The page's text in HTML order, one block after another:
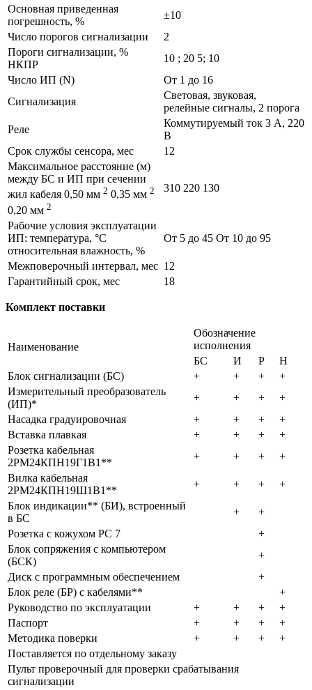
Основная приведенная
погрешность, %
±10
Число порогов сигнализации
2
Пороги сигнализации, %
НКПР
10 ; 20 5; 10
Число ИП (N)
От 1 до 16
Сигнализация
Световая, звуковая,
релейные сигналы, 2 порога
Реле
Коммутируемый ток 3 А, 220
В
Срок службы сенсора, мес
12
Максимальное расстояние (м)
между БС и ИП при сечении
жил кабеля 0,50 мм 2 0,35 мм 2
0,20 мм 2
310 220 130
Рабочие условия эксплуатации
ИП: температура, °С
относительная влажность, %
От 5 до 45 От 10 до 95
Межповерочный интервал, мес 12
Гарантийный срок, мес
18
Комплект поставки
Наименование
Обозначение
исполнения
БС
И Р
Н
Блок сигнализации (БС)
+ + +
+
Измерительный преобразователь
(ИП)*
+ + +
+
Насадка градуировочная
+ + +
+
Вставка плавкая
+ + +
+
Розетка кабельная
2РМ24КПН19Г1В1**
+ + +
+
Вилка кабельная
2РМ24КПН19Ш1В1**
+ + +
+
Блок индикации** (БИ), встроенный
в БС
+
+
Розетка с кожухом РС 7
+
Блок сопряжения с компьютером
(БСК)
+
Диск с программным обеспечением
+
Блок реле (БР) с кабелями**
+
Руководство по эксплуатации
+ + +
+
Паспорт
+ + +
+
Методика поверки
+ + +
+
Поставляется по отдельному заказу
Пульт проверочный для проверки срабатывания
сигнализации